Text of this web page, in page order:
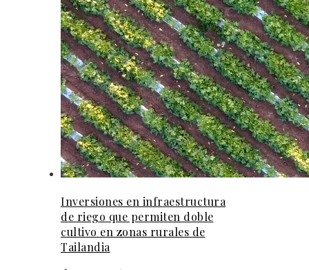
Inversiones en infraestructura
de riego que permiten doble
cultivo en zonas rurales de
Tailandia